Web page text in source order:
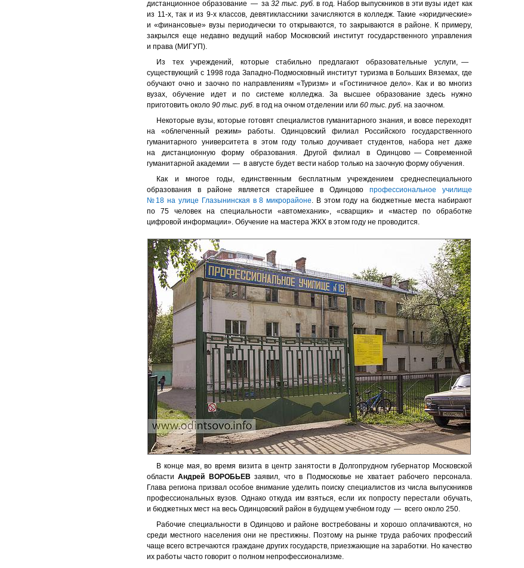
дистанционное образование — за32 тыс. руб. в год. Набор выпускников в эти вузы идет как
из 11-х, так и из 9-х классов, девятиклассники зачисляются в колледж. Такие «юридические»
и «финансовые» вузы периодически то открываются, то закрываются в районе. К примеру,
закрылся еще недавно ведущий набор Московский институт государственного управления
и права (МИГУП).
Из тех учреждений, которые стабильно предлагают образовательные услуги, —
существующий с 1998 года Западно-Подмосковный институт туризма в Больших Вяземах, где
обучают очно и заочно по направлениям «Туризм» и «Гостиничное дело». Как и во многиз
вузах, обучение идет и по системе колледжа. За высшее образование здесь нужно
приготовить около 90 тыс. руб. в год на очном отделении или 60 тыс. руб. на заочном.
Некоторые вузы, которые готовят специалистов гуманитарного знания, и вовсе переходят
на «облегченный режим» работы. Одинцовский филиал Российского государственного
гуманитарного университета в этом году только доучивает студентов, набора нет даже
на дистанционную форму образования. Другой филиал в Одинцово — Современной
гуманитарной академии — в августе будет вести набор только на заочную форму обучения.
Как и многое годы, единственным бесплатным учреждением среднеспециального
образования в районе является старейшее в Одинцово профессиональное училище
№18 на улице Глазынинская в 8 микрорайоне. В этом году на бюджетные места набирают
по 75 человек на специальности «автомеханик», «сварщик» и «мастер по обработке
цифровой информации». Обучение на мастера ЖКХ в этом году не проводится.
В конце мая, во время визита в центр занятости в Долгопрудном губернатор Московской
областиАндрей ВОРОБЬЕВ заявил, что в Подмосковье не хватает рабочего персонала.
Глава региона призвал особое внимание уделить поиску специалистов из числа выпускников
профессиональных вузов. Однако откуда им взяться, если их попросту перестали обучать,
и бюджетных мест на весь Одинцовский район в будущем учебном году — всего около 250.
Рабочие специальности в Одинцово и районе востребованы и хорошо оплачиваются, но
среди местного населения они не престижны. Поэтому на рынке труда рабочих профессий
чаще всего встречаются граждане других государств, приезжающие на заработки. Но качество
их работы часто говорит о полном непрофессионализме.